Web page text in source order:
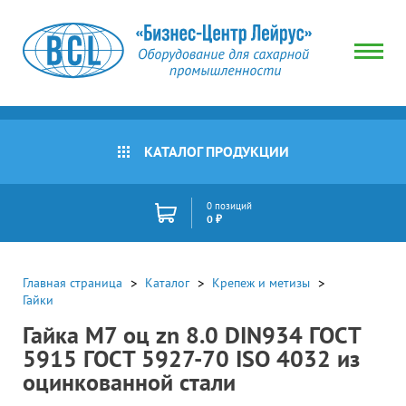
КАТАЛОГ ПРОДУКЦИИ
0 позиций
0 ₽
Главная страница Каталог
Крепеж и метизы
Гайки
Гайка M7 оц zn 8.0 DIN934 ГОСТ
5915 ГОСТ 5927-70 ISO 4032 из
оцинкованной стали